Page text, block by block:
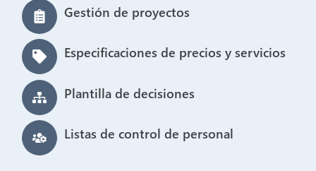
Gestión de proyectos
Especificaciones de precios y servicios
Plantilla de decisiones
Listas de control de personal